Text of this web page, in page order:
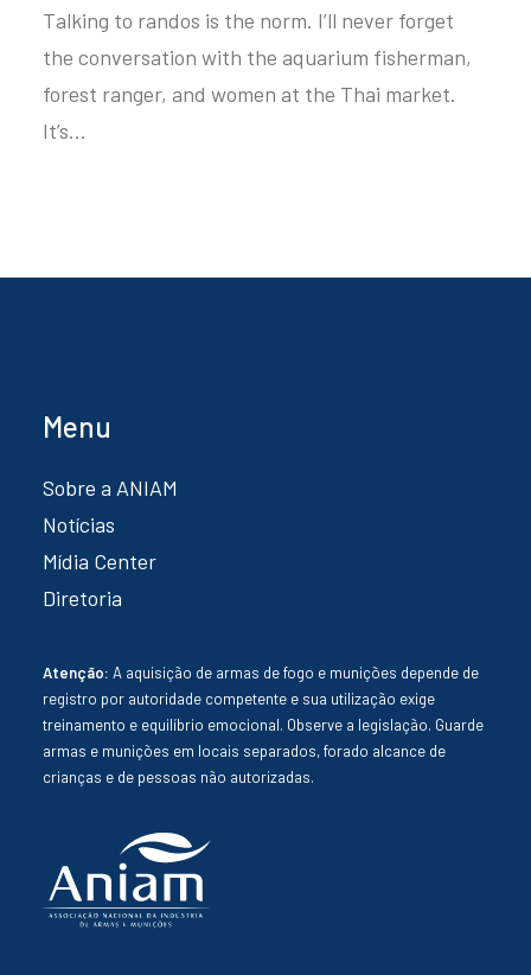
Talking to randos is the norm. I’ll never forget
the conversation with the aquarium fisherman,
forest ranger, and women at the Thai market.
It’s…
Menu
Sobre a ANIAM
Notícias
Mídia Center
Diretoria
Atenção: A aquisição de armas de fogo e munições depende de
registro por autoridade competente e sua utilização exige
treinamento e equilíbrio emocional. Observe a legislação. Guarde
armas e munições em locais separados, forado alcance de
crianças e de pessoas não autorizadas.